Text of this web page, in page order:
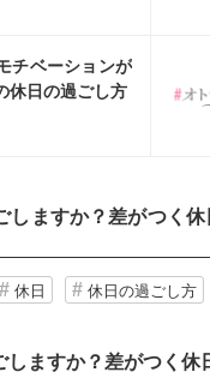
チベーションが
休日の過ごし方
ますか？差がつく休
休日 休日の過ごし方
しますか？差がつく